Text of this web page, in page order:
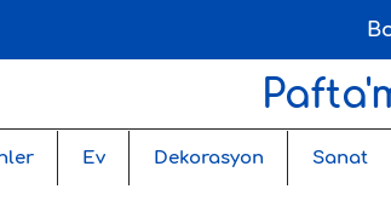
Ev Dekorasyon Sanat